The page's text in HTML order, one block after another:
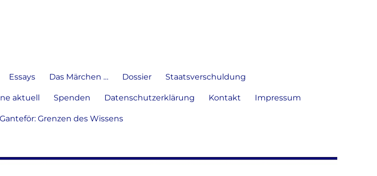
Essays Das Märchen … Dossier Staatsverschuldung
aktuell Spenden Datenschutzerklärung Kontakt Impressum
Grenzen des Wissens